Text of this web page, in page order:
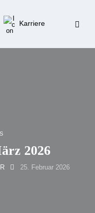
Karriere
2026
25. Februar 2026